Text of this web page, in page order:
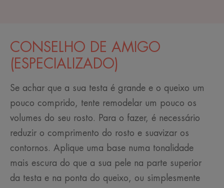
CONSELHO DE AMIGO
(ESPECIALIZADO)
Se achar que a sua testa é grande e o queixo um
pouco comprido, tente remodelar um pouco os
volumes do seu rosto. Para o fazer, é necessário
reduzir o comprimento do rosto e suavizar os
contornos. Aplique uma base numa tonalidade
mais escura do que a sua pele na parte superior
da testa e na ponta do queixo, ou simplesmente